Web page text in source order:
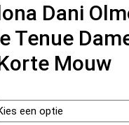
Dani
Tenue
Mouw